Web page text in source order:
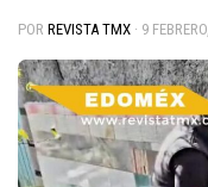
POR REVISTA TMX · 9